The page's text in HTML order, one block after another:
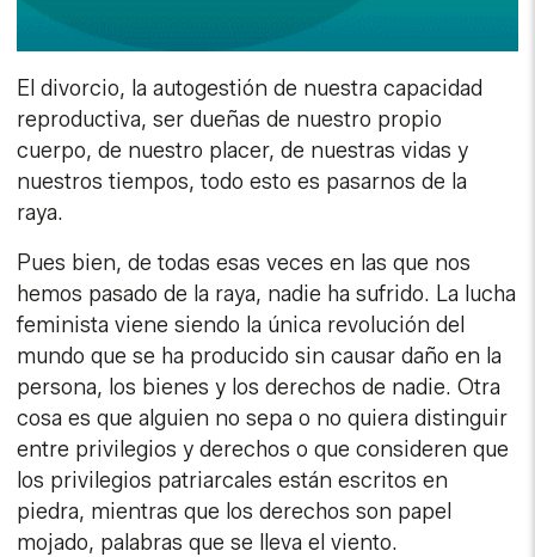
El divorcio, la autogestión de nuestra capacidad
reproductiva, ser dueñas de nuestro propio
cuerpo, de nuestro placer, de nuestras vidas y
nuestros tiempos, todo esto es pasarnos de la
raya.
Pues bien, de todas esas veces en las que nos
hemos pasado de la raya, nadie ha sufrido. La lucha
feminista viene siendo la única revolución del
mundo que se ha producido sin causar daño en la
persona, los bienes y los derechos de nadie. Otra
cosa es que alguien no sepa o no quiera distinguir
entre privilegios y derechos o que consideren que
los privilegios patriarcales están escritos en
piedra, mientras que los derechos son papel
mojado, palabras que se lleva el viento.